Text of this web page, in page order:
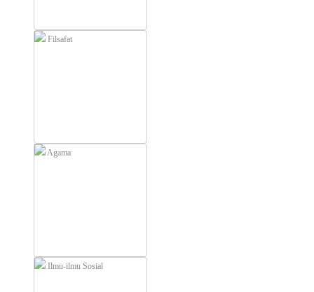
Filsafat
Agama
Ilmu-ilmu Sosial